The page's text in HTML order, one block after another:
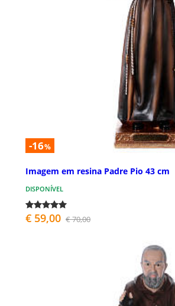
-16%
Imagem em resina Padre Pio 43 cm
DISPONÍVEL
€ 59,00 € 70,00